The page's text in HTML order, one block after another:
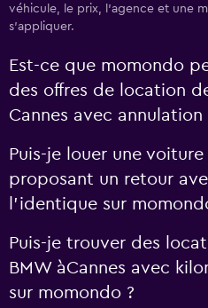
véhicule, le prix, l'agence et une
s'appliquer.
Est-ce que momondo
des offres de location
Cannes avec
Puis-je louer une voiture
proposant un retour
l'identique sur
Puis-je trouver des
BMW àCannes avec
sur momondo ?